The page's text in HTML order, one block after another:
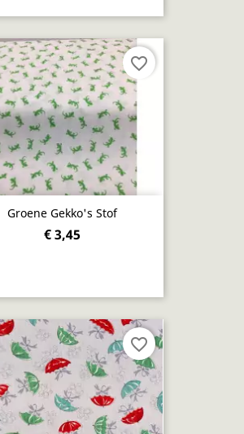
Groene Gekko's Stof
€ 3,45
favorite_border
favorite_border